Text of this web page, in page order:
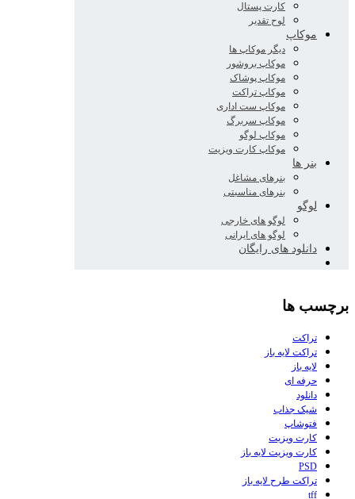
کارت پستال
لوح تقدیر
موکاپ
دیگر موکاپ ها
موکاپ بروشور
موکاپ پوشاک
موکاپ تراکت
موکاپ ست اداری
موکاپ سربرگ
موکاپ لوگو
موکاپ کارت ویزیت
بنر ها
بنرهای مشاغل
بنرهای مناسبتی
لوگو
لوگو های خارجی
لوگو های ایرانی
دانلود های رایگان
برچسب ها
تراکت
تراکت لایه باز
لایه باز
حرفه ای
دانلود
شیک جذاب
فتوشاپ
کارت ویزیت
کارت ویزیت لایه باز
PSD
تراکت طرح لایه باز
tff